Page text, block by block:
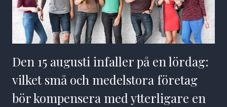
Den 15 augusti infaller på en lördag:
vilket små och medelstora företag
bör kompensera med ytterligare en